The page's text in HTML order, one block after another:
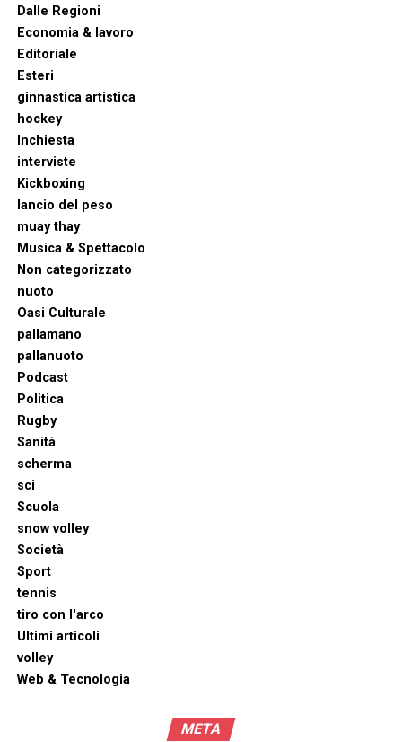
Dalle Regioni
Economia & lavoro
Editoriale
Esteri
ginnastica artistica
hockey
Inchiesta
interviste
Kickboxing
lancio del peso
muay thay
Musica & Spettacolo
Non categorizzato
nuoto
Oasi Culturale
pallamano
pallanuoto
Podcast
Politica
Rugby
Sanità
scherma
sci
Scuola
snow volley
Società
Sport
tennis
tiro con l'arco
Ultimi articoli
volley
Web & Tecnologia
META